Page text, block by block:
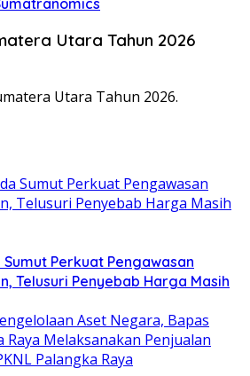
Utara Tahun 2026
Utara Tahun 2026.
Sumut Perkuat Pengawasan
Telusuri Penyebab Harga Masih